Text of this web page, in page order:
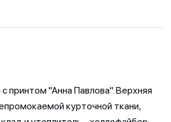
принтом "Анна Павлова". Верхняя
курточной ткани,